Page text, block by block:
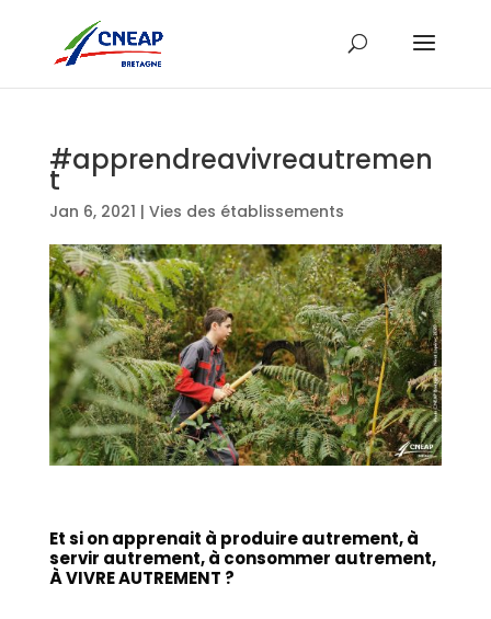
#apprendreavivreautremen
t
Jan 6, 2021 | Vies des établissements
Et si on apprenait à produire autrement, à
servir autrement, à consommer autrement,
À VIVRE AUTREMENT ?